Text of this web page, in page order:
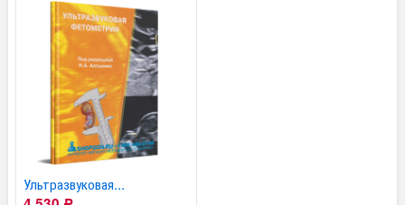
Ультразвуковая...